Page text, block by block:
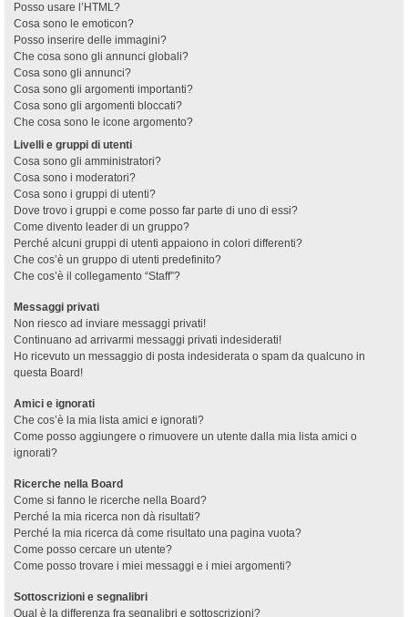
Posso usare l’HTML?
Cosa sono le emoticon?
Posso inserire delle immagini?
Che cosa sono gli annunci globali?
Cosa sono gli annunci?
Cosa sono gli argomenti importanti?
Cosa sono gli argomenti bloccati?
Che cosa sono le icone argomento?
Livelli e gruppi di utenti
Cosa sono gli amministratori?
Cosa sono i moderatori?
Cosa sono i gruppi di utenti?
Dove trovo i gruppi e come posso far parte di uno di essi?
Come divento leader di un gruppo?
Perché alcuni gruppi di utenti appaiono in colori differenti?
Che cos’è un gruppo di utenti predefinito?
Che cos’è il collegamento “Staff”?
Messaggi privati
Non riesco ad inviare messaggi privati!
Continuano ad arrivarmi messaggi privati indesiderati!
Ho ricevuto un messaggio di posta indesiderata o spam da qualcuno in
questa Board!
Amici e ignorati
Che cos’è la mia lista amici e ignorati?
Come posso aggiungere o rimuovere un utente dalla mia lista amici o
ignorati?
Ricerche nella Board
Come si fanno le ricerche nella Board?
Perché la mia ricerca non dà risultati?
Perché la mia ricerca dà come risultato una pagina vuota?
Come posso cercare un utente?
Come posso trovare i miei messaggi e i miei argomenti?
Sottoscrizioni e segnalibri
Qual è la differenza fra segnalibri e sottoscrizioni?